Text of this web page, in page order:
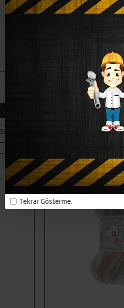
Tekrar Gösterme.
Soru Sor
SM-BB-
ALIZE BABY BEST